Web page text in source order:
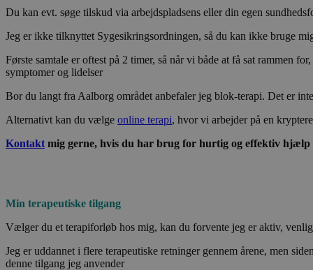
Du kan evt. søge tilskud via arbejdspladsens eller din egen
Jeg er ikke tilknyttet Sygesikringsordningen, så du kan ikke bruge
Første samtale er oftest på 2 timer, så når vi både at få sat rammen
symptomer og lidelser
Bor du langt fra Aalborg området anbefaler jeg blok-terapi. Det er
Alternativt kan du vælge online terapi, hvor vi arbejder på en
Kontakt mig gerne, hvis du har brug for hurtig og effektiv hjælp
Min terapeutiske tilgang
Vælger du et terapiforløb hos mig, kan du forvente jeg er aktiv,
Jeg er uddannet i flere terapeutiske retninger gennem årene, men
denne tilgang jeg anvender